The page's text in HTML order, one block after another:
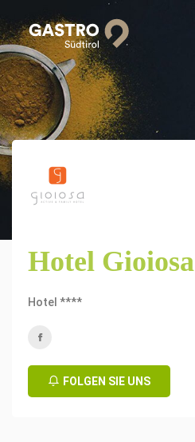
Hotel Gioiosa
Hotel ****
FOLGEN SIE UNS